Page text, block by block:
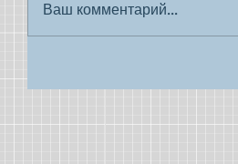
Ваш комментарий...